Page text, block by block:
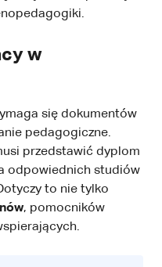
w
się dokumentów
pedagogiczne.
przedstawić dyplom
odpowiednich studiów
to nie tylko
, pomocników